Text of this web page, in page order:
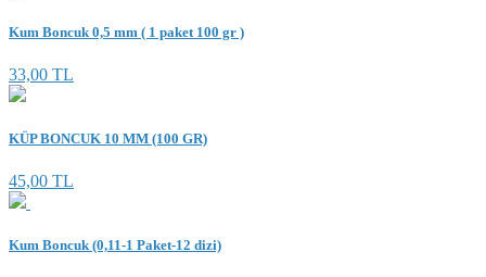
Kum Boncuk 0,5 mm ( 1 paket 100 gr )
33,00 TL
KÜP BONCUK 10 MM (100 GR)
45,00 TL
Kum Boncuk (0,11-1 Paket-12 dizi)